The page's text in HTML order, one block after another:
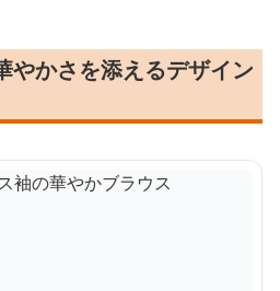
やかさを添えるデザイン